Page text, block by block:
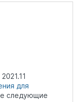
для
следующие